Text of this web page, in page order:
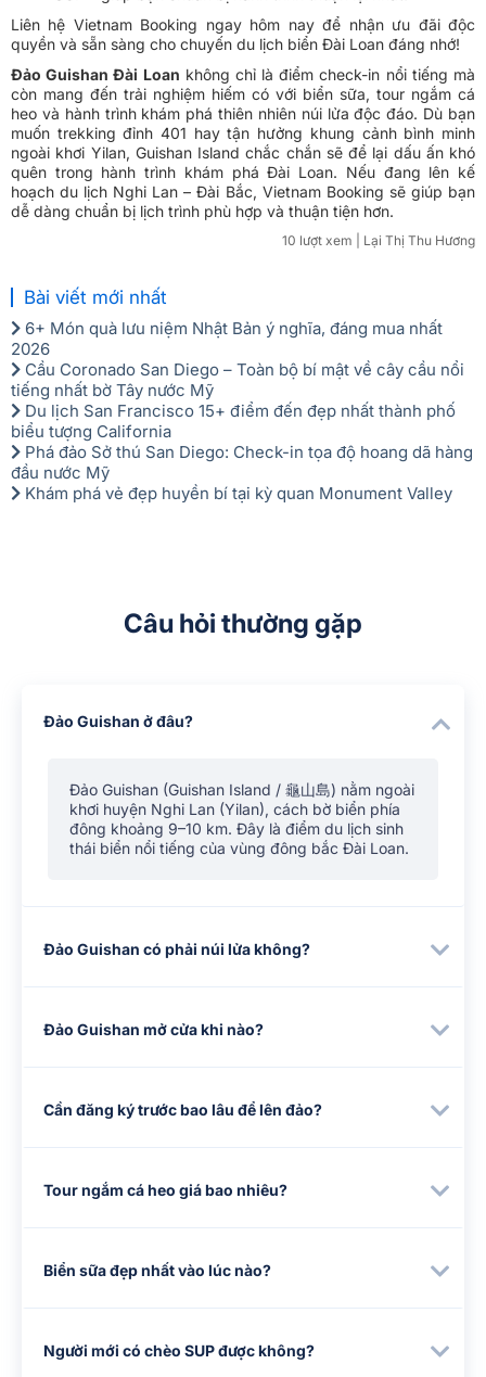
Liên hệ Vietnam Booking ngay hôm nay để nhận ưu đãi độc
quyền và sẵn sàng cho chuyến du lịch biển Đài Loan đáng nhớ!
Đảo Guishan Đài Loan không chỉ là điểm check-in nổi tiếng mà
còn mang đến trải nghiệm hiếm có với biển sữa, tour ngắm cá
heo và hành trình khám phá thiên nhiên núi lửa độc đáo. Dù bạn
muốn trekking đỉnh 401 hay tận hưởng khung cảnh bình minh
ngoài khơi Yilan, Guishan Island chắc chắn sẽ để lại dấu ấn khó
quên trong hành trình khám phá Đài Loan. Nếu đang lên kế
hoạch du lịch Nghi Lan – Đài Bắc, Vietnam Booking sẽ giúp bạn
dễ dàng chuẩn bị lịch trình phù hợp và thuận tiện hơn.
10 lượt xem | Lại Thị Thu Hương
Bài viết mới nhất
6+ Món quà lưu niệm Nhật Bản ý nghĩa, đáng mua nhất
2026
Cầu Coronado San Diego – Toàn bộ bí mật về cây cầu nổi
tiếng nhất bờ Tây nước Mỹ
Du lịch San Francisco 15+ điểm đến đẹp nhất thành phố
biểu tượng California
Phá đảo Sở thú San Diego: Check-in tọa độ hoang dã hàng
đầu nước Mỹ
Khám phá vẻ đẹp huyền bí tại kỳ quan Monument Valley
Câu hỏi thường gặp
Đảo Guishan ở đâu?
Đảo Guishan (Guishan Island / 龜山島) nằm ngoài
khơi huyện Nghi Lan (Yilan), cách bờ biển phía
đông khoảng 9–10 km. Đây là điểm du lịch sinh
thái biển nổi tiếng của vùng đông bắc Đài Loan.
Đảo Guishan có phải núi lửa không?
Đảo Guishan mở cửa khi nào?
Cần đăng ký trước bao lâu để lên đảo?
Tour ngắm cá heo giá bao nhiêu?
Biển sữa đẹp nhất vào lúc nào?
Người mới có chèo SUP được không?